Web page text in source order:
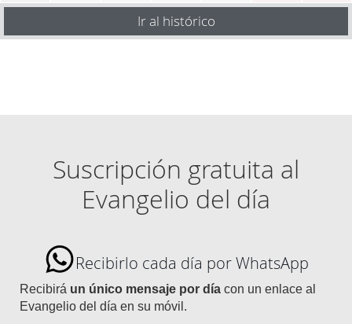
Ir al histórico
Suscripción gratuita al
Evangelio del día
Recibirlo cada día por WhatsApp
Recibirá un único mensaje por día con un enlace al
Evangelio del día en su móvil.